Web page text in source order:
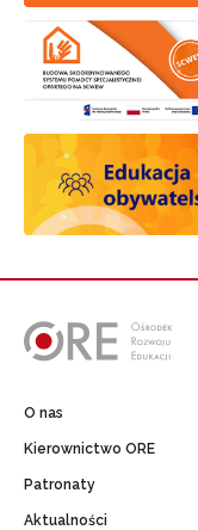
O nas
Kierownictwo ORE
Patronaty
Aktualności